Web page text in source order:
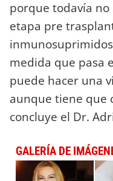
porque todavía
etapa pre
medida que pasa
puede hacer una
aunque tiene que
concluye el Dr.
GALERÍA DE